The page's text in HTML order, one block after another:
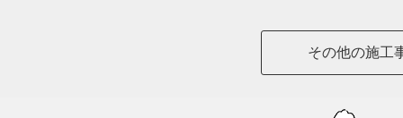
その他の施工